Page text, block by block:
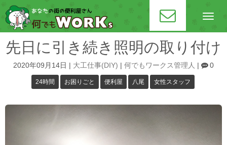
N
v
i
g
a
t
先日に引き続き照明の取り付け
2020年09月14日 大工仕事(DIY) 何でもワークス管理人 0
24時間 お困りごと 便利屋 八尾 女性スタッフ